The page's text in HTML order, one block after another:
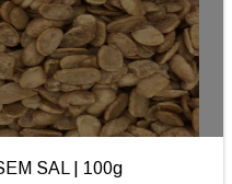
SAL | 100g